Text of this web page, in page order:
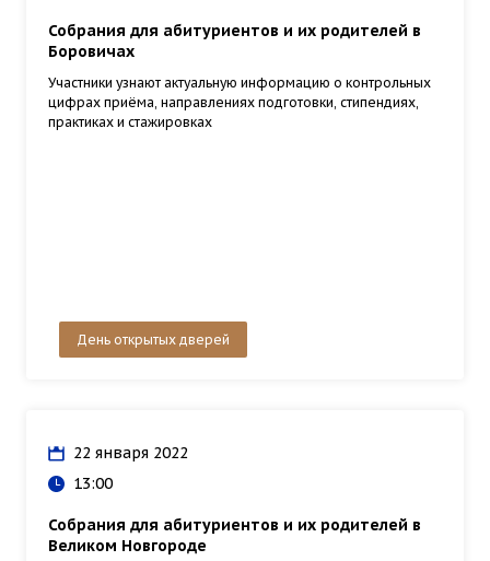
Собрания для абитуриентов и их родителей в
Боровичах
Участники узнают актуальную информацию о контрольных
цифрах приёма, направлениях подготовки, стипендиях,
практиках и стажировках
День открытых дверей
22 января 2022
13:00
Собрания для абитуриентов и их родителей в
Великом Новгороде